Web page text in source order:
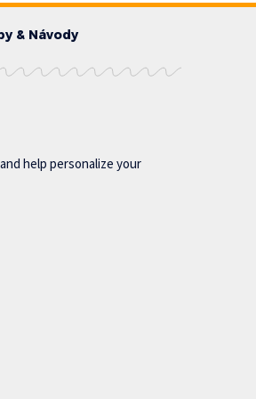
& Návody
help personalize your